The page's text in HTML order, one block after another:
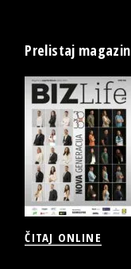
Prelistaj magazin
ČITAJ ONLINE